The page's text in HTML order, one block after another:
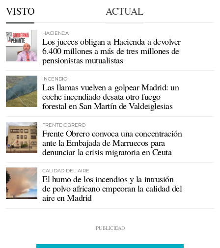
VISTO ACTUAL
HACIENDA
Los jueces obligan a Hacienda a devolver
6.400 millones a más de tres millones de
pensionistas mutualistas
INCENDIO
Las llamas vuelven a golpear Madrid: un
coche incendiado desata otro fuego
forestal en San Martín de Valdeiglesias
FRENTE OBRERO
Frente Obrero convoca una concentración
ante la Embajada de Marruecos para
denunciar la crisis migratoria en Ceuta
CALIDAD DEL AIRE
El humo de los incendios y la intrusión
de polvo africano empeoran la calidad del
aire en Madrid